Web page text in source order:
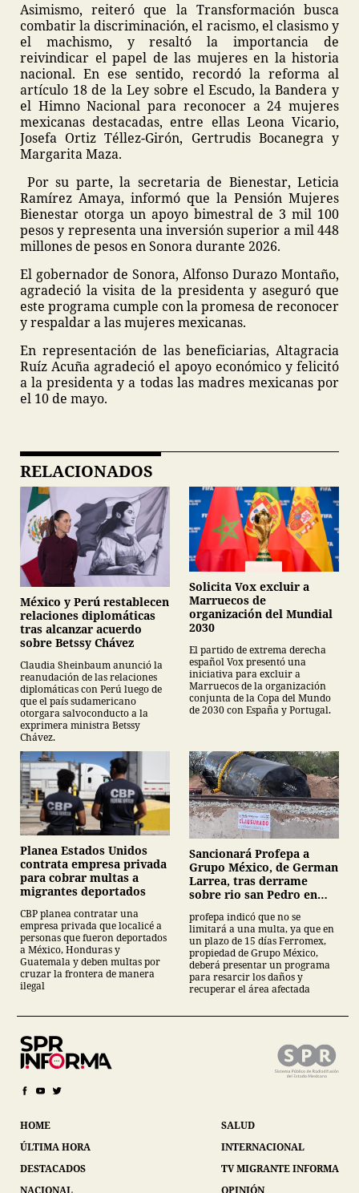
Asimismo, reiteró que la Transformación busca
combatir la discriminación, el racismo, el clasismo y
el machismo, y resaltó la importancia de
reivindicar el papel de las mujeres en la historia
nacional. En ese sentido, recordó la reforma al
artículo 18 de la Ley sobre el Escudo, la Bandera y
el Himno Nacional para reconocer a 24 mujeres
mexicanas destacadas, entre ellas Leona Vicario,
Josefa Ortiz Téllez-Girón, Gertrudis Bocanegra y
Margarita Maza.
Por su parte, la secretaria de Bienestar, Leticia
Ramírez Amaya, informó que la Pensión Mujeres
Bienestar otorga un apoyo bimestral de 3 mil 100
pesos y representa una inversión superior a mil 448
millones de pesos en Sonora durante 2026.
El gobernador de Sonora, Alfonso Durazo Montaño,
agradeció la visita de la presidenta y aseguró que
este programa cumple con la promesa de reconocer
y respaldar a las mujeres mexicanas.
En representación de las beneficiarias, Altagracia
Ruíz Acuña agradeció el apoyo económico y felicitó
a la presidenta y a todas las madres mexicanas por
el 10 de mayo.
RELACIONADOS
México y Perú restablecen
relaciones diplomáticas
tras alcanzar acuerdo
sobre Betssy Chávez
Claudia Sheinbaum anunció la
reanudación de las relaciones
diplomáticas con Perú luego de
que el país sudamericano
otorgara salvoconducto a la
exprimera ministra Betssy
Chávez.
Solicita Vox excluir a
Marruecos de
organización del Mundial
2030
El partido de extrema derecha
español Vox presentó una
iniciativa para excluir a
Marruecos de la organización
conjunta de la Copa del Mundo
de 2030 con España y Portugal.
Planea Estados Unidos
contrata empresa privada
para cobrar multas a
migrantes deportados
CBP planea contratar una
empresa privada que localicé a
personas que fueron deportados
a México, Honduras y
Guatemala y deben multas por
cruzar la frontera de manera
ilegal
Sancionará Profepa a
Grupo México, de German
Larrea, tras derrame
sobre rio san Pedro en
profepa indicó que no se
limitará a una multa, ya que en
un plazo de 15 días Ferromex,
propiedad de Grupo México,
deberá presentar un programa
para resarcir los daños y
recuperar el área afectada
HOME
ÚLTIMA HORA
DESTACADOS
SALUD
INTERNACIONAL
TV MIGRANTE INFORMA